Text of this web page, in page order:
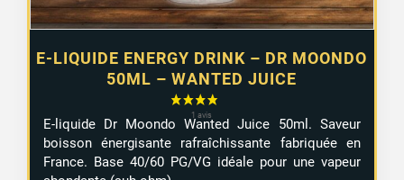
E-LIQUIDE ENERGY DRINK – DR MOONDO
50ML – WANTED JUICE
E-liquide Dr Moondo Wanted Juice 50ml. Saveur
boisson énergisante rafraîchissante fabriquée en
France. Base 40/60 PG/VG idéale pour une vapeur